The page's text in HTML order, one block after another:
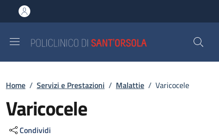
al contenuto principale
to footer content
Briciole di pane
Home / Servizi e Prestazioni / Malattie / Varicocele
Varicocele
Condividi